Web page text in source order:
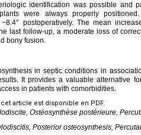
identification was possible and
were always properly
postoperatively. The mean
last follow-up, a moderate loss of
bony fusion.
in septic conditions in
It provides a valuable alternative
in patients with comorbidities.
article est disponible en PDF.
Ostéosynthèse postérieure,
Posterior osteosynthesis,